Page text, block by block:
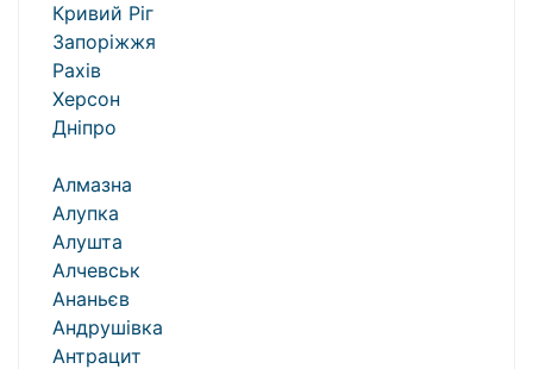
Кривий Ріг
Запоріжжя
Рахів
Херсон
Дніпро
Алмазна
Алупка
Алушта
Алчевськ
Ананьєв
Андрушівка
Антрацит